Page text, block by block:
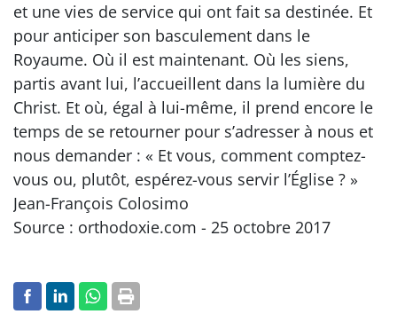
et une vies de service qui ont fait sa destinée. Et
pour anticiper son basculement dans le
Royaume. Où il est maintenant. Où les siens,
partis avant lui, l’accueillent dans la lumière du
Christ. Et où, égal à lui-même, il prend encore le
temps de se retourner pour s’adresser à nous et
nous demander : « Et vous, comment comptez-
vous ou, plutôt, espérez-vous servir l’Église ? »
Jean-François Colosimo
Source : orthodoxie.com - 25 octobre 2017